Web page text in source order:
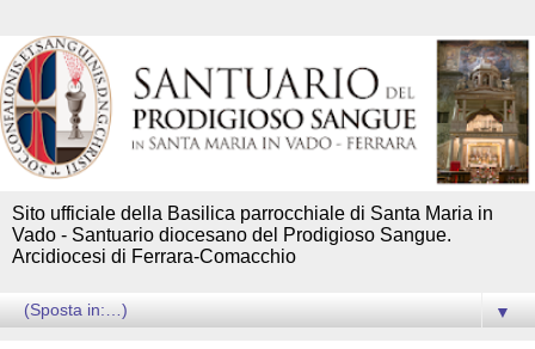
Sito ufficiale della Basilica parrocchiale di Santa Maria in
Vado - Santuario diocesano del Prodigioso Sangue.
Arcidiocesi di Ferrara-Comacchio
▼